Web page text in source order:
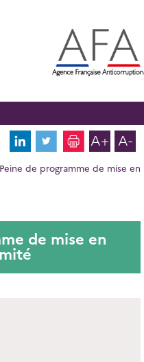
A+ A-
Peine de programme de mise en
de mise en